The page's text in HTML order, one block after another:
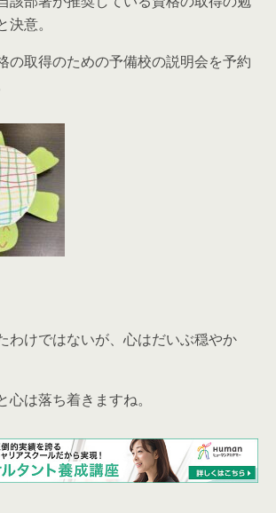
意。
の取得のための予備校の説明会を予約
わけではないが、心はだいぶ穏やか
は落ち着きますね。